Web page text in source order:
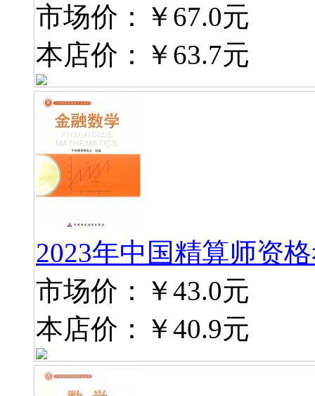
市场价：
￥67.0元
本店价：
￥63.7元
2023年中国精算师资
市场价：
￥43.0元
本店价：
￥40.9元